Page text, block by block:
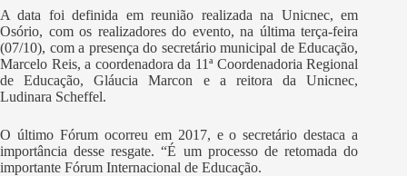
A data foi definida em reunião realizada na Unicnec, em
Osório, com os realizadores do evento, na última terça-feira
(07/10), com a presença do secretário municipal de Educação,
Marcelo Reis, a coordenadora da 11ª Coordenadoria Regional
de Educação, Gláucia Marcon e a reitora da Unicnec,
Ludinara Scheffel.
O último Fórum ocorreu em 2017, e o secretário destaca a
importância desse resgate. “É um processo de retomada do
importante Fórum Internacional de Educação.